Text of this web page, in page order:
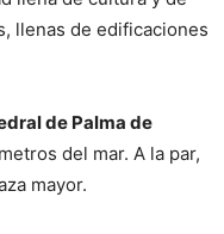
llenas de edificaciones
de Palma de
del mar. A la par,
mayor.